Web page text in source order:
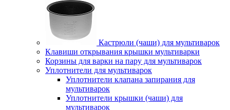
Кастрюли (чаши) для мультиварок
Клавиши открывания крышки мультиварки
Корзины для варки на пару для мультиварок
Уплотнители для мультиварок
Уплотнители клапана запирания для
мультиварок
Уплотнители крышки (чаши) для
мультиварок